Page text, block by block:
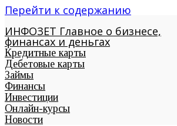
Перейти к содержанию
ИНФОЗЕТ Главное о бизнесе,
финансах и деньгах
Кредитные карты
Дебетовые карты
Займы
Финансы
Инвестиции
Онлайн-курсы
Новости